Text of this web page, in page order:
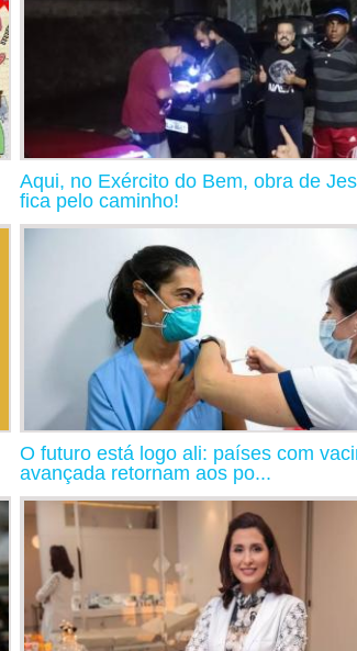
Aqui, no Exército do Bem, obra de
fica pelo caminho!
O futuro está logo ali: países com
avançada retornam aos po...